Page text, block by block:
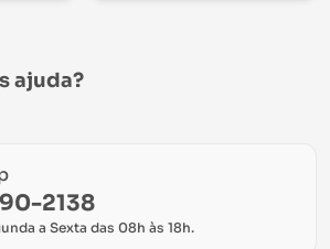
ajuda?
2138
a Sexta das 08h às 18h.